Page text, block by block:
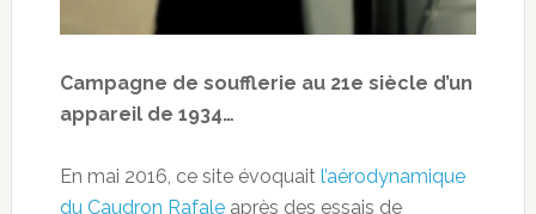
Campagne de soufflerie au 21e siècle d’un
appareil de 1934…
En mai 2016, ce site évoquait l’aérodynamique
du Caudron Rafaleaprès des essais de